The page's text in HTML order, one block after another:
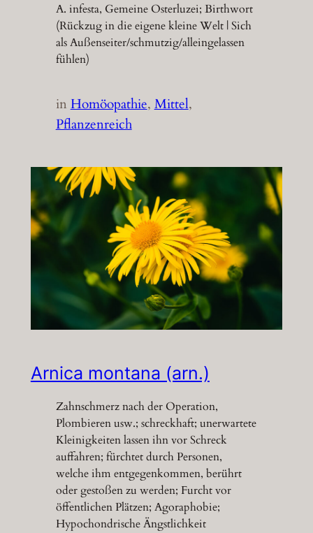
A. infesta, Gemeine Osterluzei; Birthwort
(Rückzug in die eigene kleine Welt | Sich
als Außenseiter/schmutzig/alleingelassen
fühlen)
inHomöopathie, Mittel
Pflanzenreich
Arnica montana (arn.)
Zahnschmerz nach der Operation,
Plombieren usw.; schreckhaft; unerwartete
Kleinigkeiten lassen ihn vor Schreck
auffahren; fürchtet durch Personen,
welche ihm entgegenkommen, berührt
oder gestoßen zu werden; Furcht vor
öffentlichen Plätzen; Agoraphobie;
Hypochondrische Ängstlichkeit